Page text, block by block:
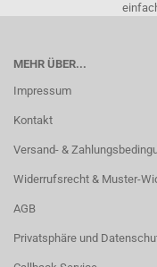
MEHR ÜBER...
Impressum
Kontakt
Versand- &
Widerrufsrecht & Muster-
AGB
Privatsphäre und